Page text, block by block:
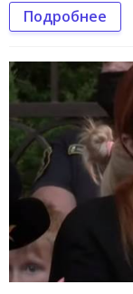
Подробнее